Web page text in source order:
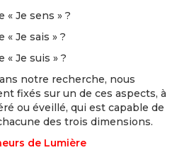
« Je sens » ?
« Je sais » ?
« Je suis » ?
notre recherche, nous
fixés sur un de ces aspects, à
ou éveillé, qui est capable de
des trois dimensions.
de Lumière